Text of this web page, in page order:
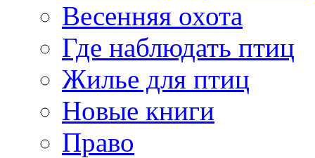
Весенняя охота
Где наблюдать птиц
Жилье для птиц
Новые книги
Право